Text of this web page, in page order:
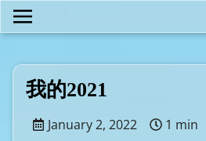
我的2021
January 2, 2022 1 min